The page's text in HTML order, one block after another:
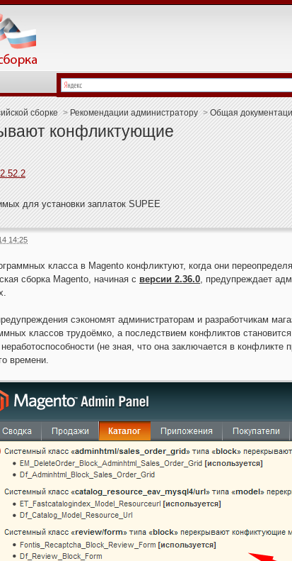
сборке > Рекомендации администратору > Общая
конфликтующие
для установки заплаток SUPEE
14:25
класса в Magento конфликтуют, когда они
сборка Magento, начиная с версии 2.36.0, предупреждает
сэкономят администраторам и разработчикам
классов трудоёмко, а последствием конфликтов
неработоспособности (не зная, что она заключается в
времени.